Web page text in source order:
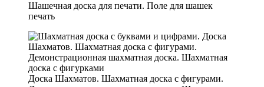
Шашечная доска для печати. Поле для шашек
печать
Доска Шахматов. Шахматная доска с фигурами.